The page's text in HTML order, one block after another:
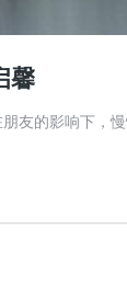
馨
友的影响下